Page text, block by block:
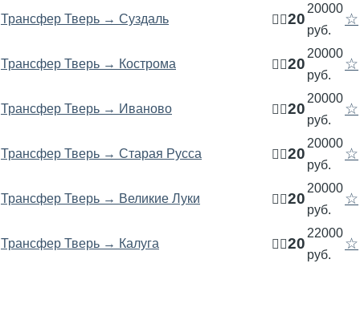
Трансфер Тверь → Суздаль 🧍‍♂️20
20000
руб.
☆
Трансфер Тверь → Кострома 🧍‍♂️20
20000
руб.
☆
Трансфер Тверь → Иваново 🧍‍♂️20
20000
руб.
☆
Трансфер Тверь → Старая Русса 🧍‍♂️20
20000
руб.
☆
Трансфер Тверь → Великие Луки 🧍‍♂️20
20000
руб.
☆
Трансфер Тверь → Калуга 🧍‍♂️20
22000
руб.
☆